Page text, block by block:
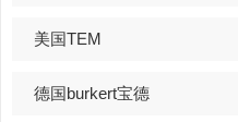
美国TEM
德国burkert宝德